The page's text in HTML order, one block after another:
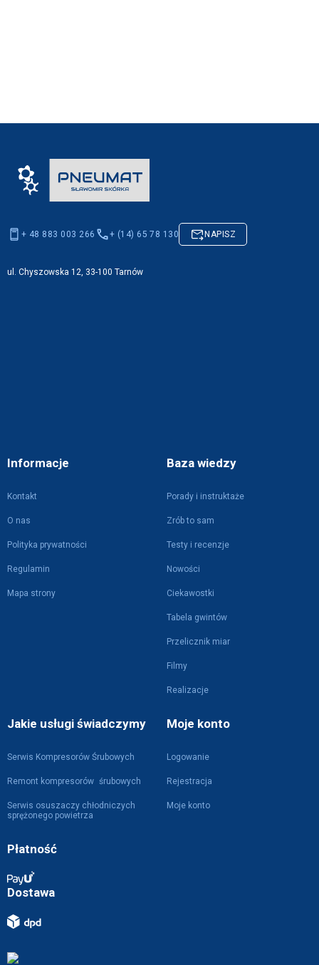
Informacje
Kontakt
O nas
Polityka prywatności
Regulamin
Mapa strony
Baza wiedzy
Porady i instruktaże
Zrób to sam
Testy i recenzje
Nowości
Ciekawostki
Tabela gwintów
Przelicznik miar
Filmy
Realizacje
Jakie usługi świadczymy
Serwis Kompresorów Śrubowych
Remont kompresorów śrubowych
Serwis osuszaczy chłodniczych
sprężonego powietrza
Moje konto
Logowanie
Rejestracja
Moje konto
Płatność
Dostawa
+ 48 883 003 266 + (14) 65 78 130 NAPISZ
ul. Chyszowska 12, 33-100 Tarnów